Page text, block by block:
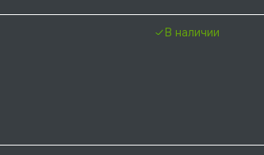
В наличии